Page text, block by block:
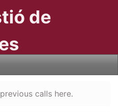
de
calls here.